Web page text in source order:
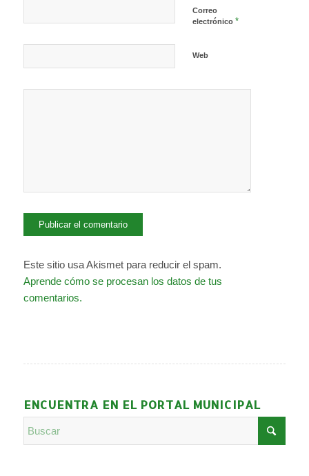
Correo
electrónico *
Web
Este sitio usa Akismet para reducir el spam.
Aprende cómo se procesan los datos de tus
comentarios.
ENCUENTRA EN EL PORTAL MUNICIPAL